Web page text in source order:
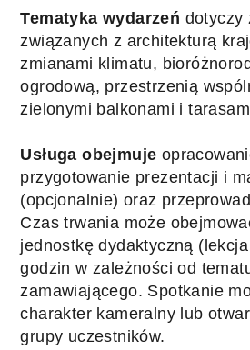
Tematyka wydarzeń dotyczy
związanych z architekturą
zmianami klimatu,
ogrodową, przestrzenią
zielonymi balkonami i
Usługa obejmuje
przygotowanie prezentacji i
(opcjonalnie) oraz
Czas trwania może
jednostkę dydaktyczną
godzin w zależności od
zamawiającego. Spotkanie
charakter kameralny lub
grupy uczestników.